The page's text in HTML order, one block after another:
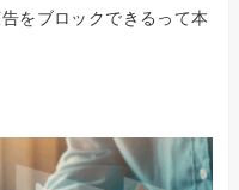
をブロックできるって本